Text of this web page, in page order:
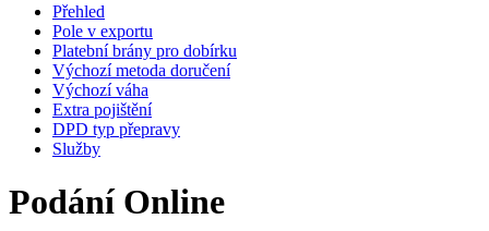
Přehled
Pole v exportu
Platební brány pro dobírku
Výchozí metoda doručení
Výchozí váha
Extra pojištění
DPD typ přepravy
Služby
Podání Online